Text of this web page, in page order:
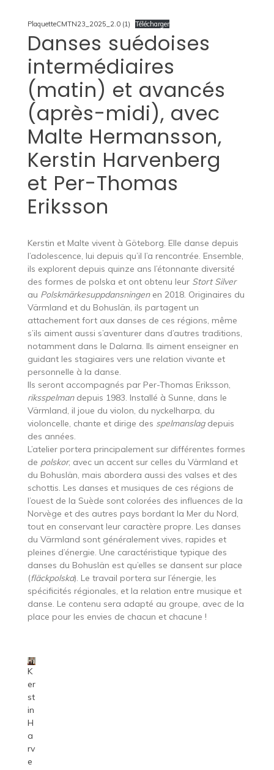
PlaquetteCMTN23_2025_2.0 (1) Télécharger
Danses suédoises
intermédiaires
(matin) et avancés
(après-midi), avec
Malte Hermansson,
Kerstin Harvenberg
et Per-Thomas
Eriksson
Kerstin et Malte vivent à Göteborg. Elle danse depuis
l’adolescence, lui depuis qu’il l’a rencontrée. Ensemble,
ils explorent depuis quinze ans l’étonnante diversité
des formes de polska et ont obtenu leur Stort Silver
au Polskmärkesuppdansningenen 2018. Originaires du
Värmland et du Bohuslän, ils partagent un
attachement fort aux danses de ces régions, même
s’ils aiment aussi s’aventurer dans d’autres traditions,
notamment dans le Dalarna. Ils aiment enseigner en
guidant les stagiaires vers une relation vivante et
personnelle à la danse.
Ils seront accompagnés par Per-Thomas Eriksson,
riksspelmandepuis 1983. Installé à Sunne, dans le
Värmland, il joue du violon, du nyckelharpa, du
violoncelle, chante et dirige des spelmanslagdepuis
des années.
L’atelier portera principalement sur différentes formes
de polskor, avec un accent sur celles du Värmland et
du Bohuslän, mais abordera aussi des valses et des
schottis. Les danses et musiques de ces régions de
l’ouest de la Suède sont colorées des influences de la
Norvège et des autres pays bordant la Mer du Nord,
tout en conservant leur caractère propre. Les danses
du Värmland sont généralement vives, rapides et
pleines d’énergie. Une caractéristique typique des
danses du Bohuslän est qu’elles se dansent sur place
(fläckpolska). Le travail portera sur l’énergie, les
spécificités régionales, et la relation entre musique et
danse. Le contenu sera adapté au groupe, avec de la
place pour les envies de chacun et chacune !
K
er
st
in
H
a
rv
e